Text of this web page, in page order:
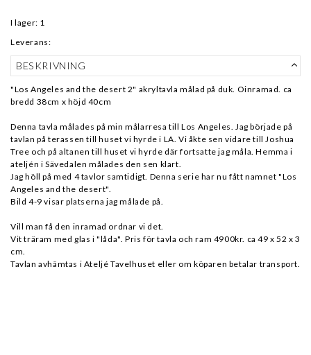
I lager: 1
Leverans:
BESKRIVNING
"Los Angeles and the desert 2" akryltavla målad på duk. Oinramad. ca
bredd 38cm x höjd 40cm
Denna tavla målades på min målarresa till Los Angeles. Jag började på
tavlan på terassen till huset vi hyrde i LA. Vi åkte sen vidare till Joshua
Tree och på altanen till huset vi hyrde där fortsatte jag måla. Hemma i
ateljén i Sävedalen målades den sen klart.
Jag höll på med 4 tavlor samtidigt. Denna serie har nu fått namnet "Los
Angeles and the desert".
Bild 4-9 visar platserna jag målade på.
Vill man få den inramad ordnar vi det.
Vit träram med glas i "låda". Pris för tavla och ram 4900kr. ca 49 x 52 x 3
cm.
Tavlan avhämtas i Ateljé Tavelhuset eller om köparen betalar transport.